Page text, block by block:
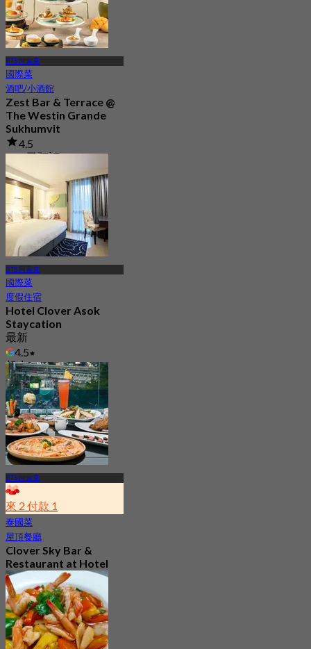
BTS 阿索克
國際菜
酒吧/小酒館
Zest Bar & Terrace @
The Westin Grande
Sukhumvit
4.5
427 已預訂
起฿ 890
BTS 阿索克
國際菜
度假住宿
Hotel Clover Asok
Staycation
最新
4.5
起฿ 1,999.5
BTS 阿索克
來 2 付款 1
泰國菜
屋頂餐廳
Clover Sky Bar &
Restaurant at Hotel
Clover Asok
4.6
854 已預訂
起฿ 277.5